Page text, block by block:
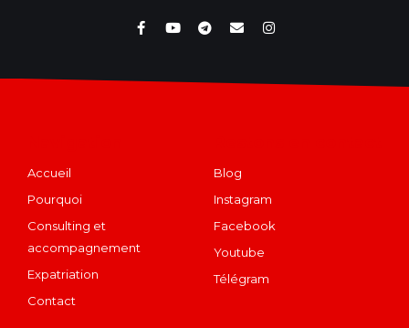
Accueil
Pourquoi
Consulting et
accompagnement
Expatriation
Contact
Blog
Instagram
Facebook
Youtube
Télégram